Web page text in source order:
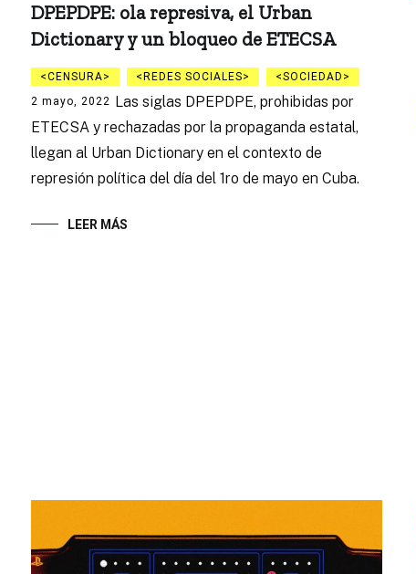
DPEPDPE: ola represiva, el Urban
Dictionary y un bloqueo de ETECSA
CENSURA REDES SOCIALES
SOCIEDAD
2 mayo, 2022
Las siglas DPEPDPE, prohibidas por
ETECSA y rechazadas por la propaganda estatal,
llegan al Urban Dictionary en el contexto de
represión política del día del 1ro de mayo en Cuba.
LEER MÁS